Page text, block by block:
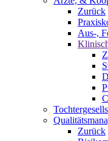
Zurück
Aus-,
Zurück